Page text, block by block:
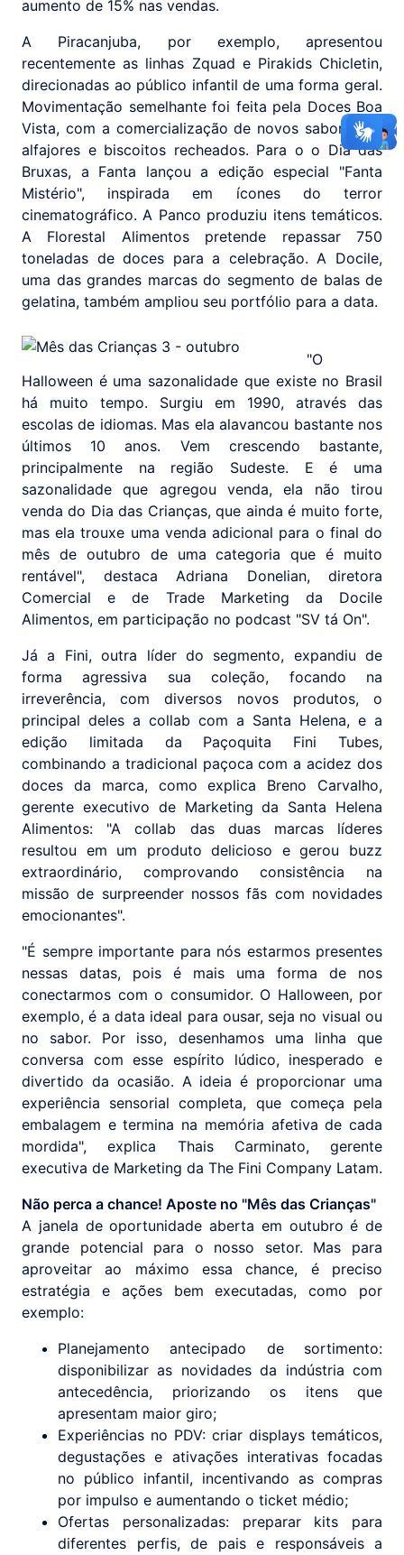
aumento de 15% nas vendas.
A Piracanjuba, por exemplo, apresentou
recentemente as linhas Zquad e Pirakids Chicletin,
direcionadas ao público infantil de uma forma geral.
Movimentação semelhante foi feita pela Doces Boa
Vista, com a comercialização de novos sabores de
alfajores e biscoitos recheados. Para o o Dia das
Bruxas, a Fanta lançou a edição especial "Fanta
Mistério", inspirada em ícones do terror
cinematográfico. A Panco produziu itens temáticos.
A Florestal Alimentos pretende repassar 750
toneladas de doces para a celebração. A Docile,
uma das grandes marcas do segmento de balas de
gelatina, também ampliou seu portfólio para a data.
"O
Halloween é uma sazonalidade que existe no Brasil
há muito tempo. Surgiu em 1990, através das
escolas de idiomas. Mas ela alavancou bastante nos
últimos 10 anos. Vem crescendo bastante,
principalmente na região Sudeste. E é uma
sazonalidade que agregou venda, ela não tirou
venda do Dia das Crianças, que ainda é muito forte,
mas ela trouxe uma venda adicional para o final do
mês de outubro de uma categoria que é muito
rentável", destaca Adriana Donelian, diretora
Comercial e de Trade Marketing da Docile
Alimentos, em participação no podcast "SV tá On".
Já a Fini, outra líder do segmento, expandiu de
forma agressiva sua coleção, focando na
irreverência, com diversos novos produtos, o
principal deles a collab com a Santa Helena, e a
edição limitada da Paçoquita Fini Tubes,
combinando a tradicional paçoca com a acidez dos
doces da marca, como explica Breno Carvalho,
gerente executivo de Marketing da Santa Helena
Alimentos: "A collab das duas marcas líderes
resultou em um produto delicioso e gerou buzz
extraordinário, comprovando consistência na
missão de surpreender nossos fãs com novidades
emocionantes".
"É sempre importante para nós estarmos presentes
nessas datas, pois é mais uma forma de nos
conectarmos com o consumidor. O Halloween, por
exemplo, é a data ideal para ousar, seja no visual ou
no sabor. Por isso, desenhamos uma linha que
conversa com esse espírito lúdico, inesperado e
divertido da ocasião. A ideia é proporcionar uma
experiência sensorial completa, que começa pela
embalagem e termina na memória afetiva de cada
mordida", explica Thais Carminato, gerente
executiva de Marketing da The Fini Company Latam.
Não perca a chance! Aposte no "Mês das Crianças"
A janela de oportunidade aberta em outubro é de
grande potencial para o nosso setor. Mas para
aproveitar ao máximo essa chance, é preciso
estratégia e ações bem executadas, como por
exemplo:
Planejamento antecipado de sortimento:
disponibilizar as novidades da indústria com
antecedência, priorizando os itens que
apresentam maior giro;
Experiências no PDV: criar displays temáticos,
degustações e ativações interativas focadas
no público infantil, incentivando as compras
por impulso e aumentando o ticket médio;
Ofertas personalizadas: preparar kits para
diferentes perfis, de pais e responsáveis a